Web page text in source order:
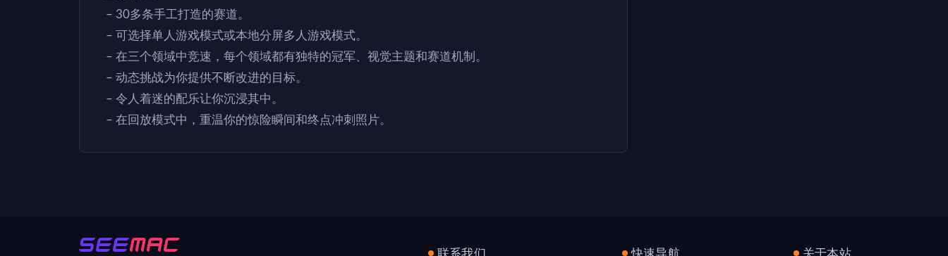
– 30多条手工打造的赛道。
– 可选择单人游戏模式或本地分屏多人游戏模式。
– 在三个领域中竞速，每个领域都有独特的冠军、视觉主题和赛道机制。
– 动态挑战为你提供不断改进的目标。
– 令人着迷的配乐让你沉浸其中。
– 在回放模式中，重温你的惊险瞬间和终点冲刺照片。
联系我们 快速导航 关于本站